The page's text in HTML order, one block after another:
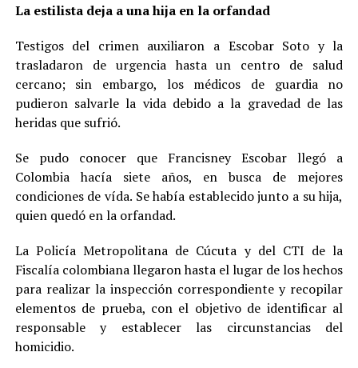
La estilista deja a una hija en la orfandad
Testigos del crimen auxiliaron a Escobar Soto y la
trasladaron de urgencia hasta un centro de salud
cercano; sin embargo, los médicos de guardia no
pudieron salvarle la vida debido a la gravedad de las
heridas que sufrió.
Se pudo conocer que Francisney Escobar llegó a
Colombia hacía siete años, en busca de mejores
condiciones de vída. Se había establecido junto a su hija,
quien quedó en la orfandad.
La Policía Metropolitana de Cúcuta y del CTI de la
Fiscalía colombiana llegaron hasta el lugar de los hechos
para realizar la inspección correspondiente y recopilar
elementos de prueba, con el objetivo de identificar al
responsable y establecer las circunstancias del
homicidio.